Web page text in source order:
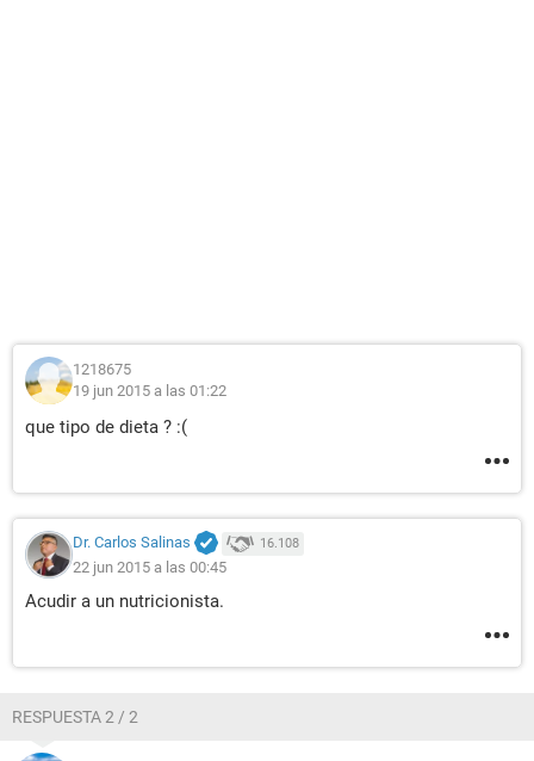
1218675
19 jun 2015 a las 01:22
que tipo de dieta ? :(
Dr. Carlos Salinas 16.108
22 jun 2015 a las 00:45
Acudir a un nutricionista.
RESPUESTA 2 / 2